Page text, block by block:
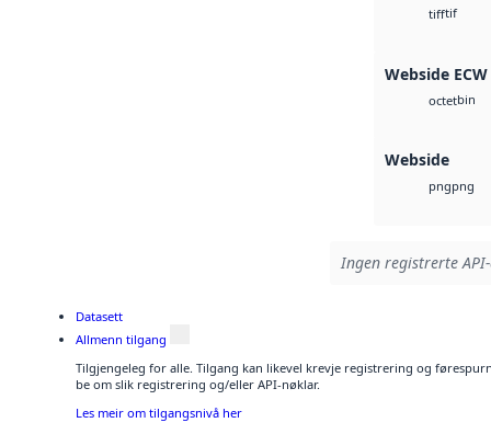
tifftif
Webside ECW
octetbin
Webside
pngpng
Ingen registrerte
Datasett
Allmenn tilgang
Tilgjengeleg for alle. Tilgang kan likevel krevje registrering og
be om slik registrering og/eller API-nøklar.
Les meir om tilgangsnivå her